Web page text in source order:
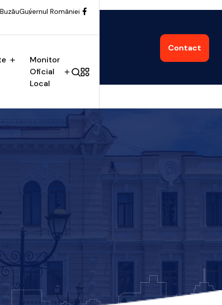
Guvernul României
Monitor
Oficial
Local
Contact